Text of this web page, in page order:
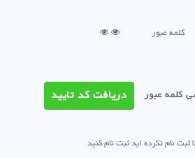
عبور دریافت کد تایید
نام نکرده اید ثبت نام کنید